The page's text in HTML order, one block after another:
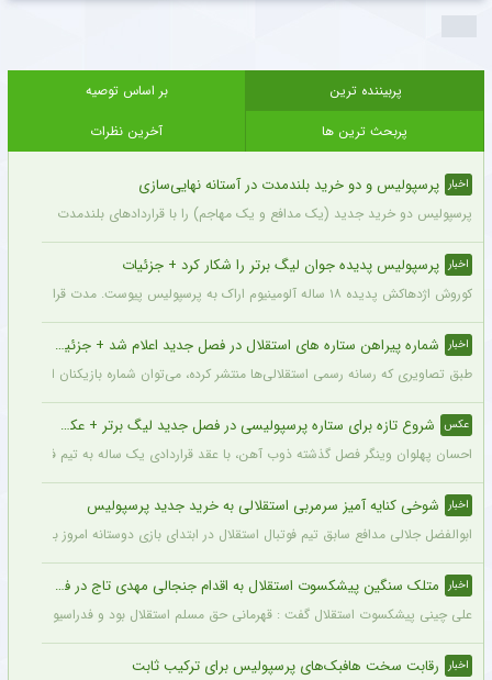
پربیننده ترین
بر اساس توصیه
پربحث ترین ها
آخرین نظرات
اخبار پرسپولیس و دو خرید بلندمدت در آستانه نهایی‌سازی
پرسپولیس دو خرید جدید (یک مدافع و یک مهاجم) را با قراردادهای بلندمدت نهایی کرده
اخبار پرسپولیس پدیده جوان لیگ برتر را شکار کرد + جزئیات
کوروش اژدهاکش پدیده ۱۸ ساله آلومینیوم اراک به پرسپولیس پیوست. مدت قرارداد اژدهاکش با پرسپولیس به مدت ۴ سال است.
اخبار شماره پیراهن ستاره های استقلال در فصل جدید اعلام شد + جزئیات
طبق تصاویری که رسانه رسمی استقلالی‌ها منتشر کرده، می‌توان شماره بازیکنان این
عکس شروع تازه برای ستاره پرسپولیسی در فصل جدید لیگ برتر + عکس
احسان پهلوان وینگر فصل گذشته ذوب آهن، با عقد قراردادی یک ساله به تیم فجر
اخبار شوخی کنایه آمیز سرمربی استقلالی به خرید جدید پرسپولیس
ابوالفضل جلالی مدافع سابق تیم فوتبال استقلال در ابتدای بازی دوستانه امروز با
اخبار متلک سنگین پیشکسوت استقلال به اقدام جنجالی مهدی تاج در فدراسیون فوتبال
علی چینی پیشکسوت استقلال گفت : قهرمانی حق مسلم استقلال بود و فدراسیون باید آن
اخبار رقابت سخت هافبک‌های پرسپولیس برای ترکیب ثابت